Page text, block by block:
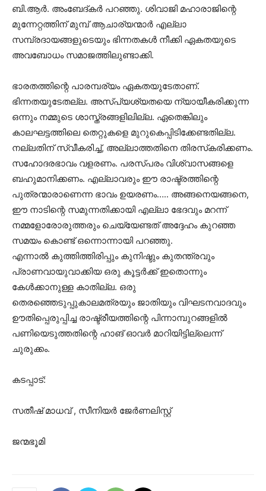
ബി.ആര്‍. അംബേദ്കര്‍ പറഞ്ഞു. ശിവാജി മഹാരാജിന്റെ
മുന്നേറ്റത്തിന് മുമ്പ് ആചാര്യന്മാര്‍ എല്ലാ
സമ്പ്രദായങ്ങളുടെയും ഭിന്നതകള്‍ നീക്കി ഏകതയുടെ
അവബോധം സമാജത്തിലുണ്ടാക്കി.
ഭാരതത്തിന്റെ പാരമ്പര്യം ഏകതയുടേതാണ്.
ഭിന്നതയുടേതല്ല. അസ്പ്യശ്യതയെ ന്യായീകരിക്കുന്ന
ഒന്നും നമ്മുടെ ശാസ്ത്രങ്ങളിലില്ല. ഏതെങ്കിലും
കാലഘട്ടത്തിലെ തെറ്റുകളെ മുറുകെപ്പിടിക്കേണ്ടതില്ല.
നല്ലതിന് സ്വീകരിച്ച്, അല്ലാത്തതിനെ തിരസ്‌കരിക്കണം.
സഹോദരഭാവം വളരണം. പരസ്പരം വിശ്വാസങ്ങളെ
ബഹുമാനിക്കണം. എല്ലാവരും ഈ രാഷ്ട്രത്തിന്റെ
പുത്രന്മാരാണെന്ന ഭാവം ഉയരണം….. അങ്ങനെയങ്ങനെ,
ഈ നാടിന്റെ സമുന്നതിക്കായി എല്ലാ ഭേദവും മറന്ന്
നമ്മളോരോരുത്തരും ചെയ്യേണ്ടത് അദ്ദേഹം കുറഞ്ഞ
സമയം കൊണ്ട് ഒന്നൊന്നായി പറഞ്ഞു.
എന്നാല്‍ കുത്തിത്തിരിപ്പും കുനിഷ്ടും കുതന്ത്രവും
പ്രാണവായുവാക്കിയ ഒരു കൂട്ടര്‍ക്ക് ഇതൊന്നും
കേള്‍ക്കാനുള്ള കാതില്ല. ഒരു
തെരഞ്ഞെടുപ്പുകാലമത്രയും ജാതിയും വിഘടനവാദവും
ഊതിപ്പെരുപ്പിച്ച രാഷ്ട്രീയത്തിന്റെ പിന്നാമ്പുറങ്ങളില്‍
പണിയെടുത്തതിന്റെ ഹാങ് ഓവര്‍ മാറിയിട്ടില്ലെന്ന്
ചുരുക്കം.
കടപ്പാട്:
സതീഷ് മാധവ് , സീനിയർ ജേർണലിസ്റ്റ്
ജന്മഭൂമി